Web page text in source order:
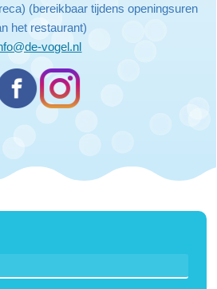
(bereikbaar tijdens openingsuren
het restaurant)
vogel.nl